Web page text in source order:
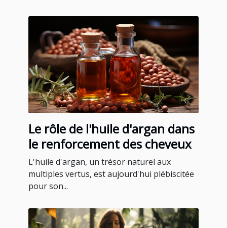
Le rôle de l'huile d'argan dans
le renforcement des cheveux
L'huile d'argan, un trésor naturel aux
multiples vertus, est aujourd'hui plébiscitée
pour son...